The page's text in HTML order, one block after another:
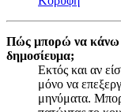
Πώς μπορώ να κάνω
δημοσίευμα;
Εκτός και αν
μόνο να
μηνύματα.